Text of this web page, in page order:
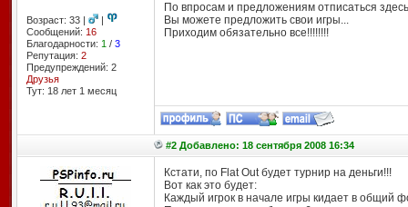
Возраст: 33 |
|
Сообщений: 16
Благодарности: 1 / 3
Репутация: 2
Предупреждений: 2
Друзья
Тут: 18 лет 1 месяц
По впросам и предложениям отписаться
Вы можете предложить свои игры...
Приходим обязательно все!!!!!!!!
#2 Добавлено: 18 сентября 2008 16:34
Кстати, по Flat Out будет турнир на деньги!!!
Вот как это будет:
Каждый игрок в начале игры кидает в общий